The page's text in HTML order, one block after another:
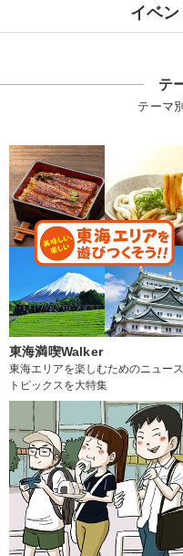
イベ
テ
テーマ
東海満喫Walker
東海エリアを楽しむためのニュー
トピックスを大特集